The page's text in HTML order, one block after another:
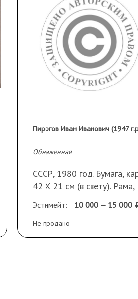
Пирогов Иван Иванович (1947
Обнаженная
СССР, 1980 год. Бумага,
42 Х 21 см (в свету). Рама,
стекло, паспарту. Подпись
слева внизу
Эстимейт: 10 000 — 15 000
Не продано